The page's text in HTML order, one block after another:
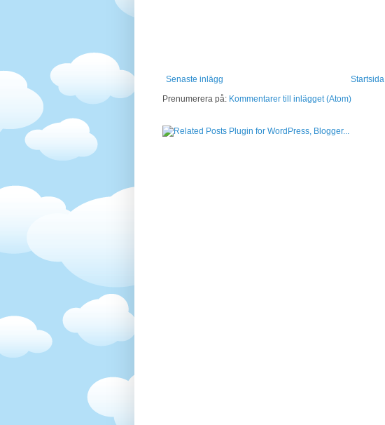
Senaste inlägg
Startsida
Prenumerera på: Kommentarer till inlägget (Atom)